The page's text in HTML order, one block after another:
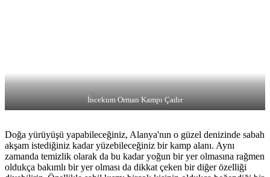
İncekum Orman Kampı Çadır
Doğa yürüyüşü yapabileceğiniz, Alanya'nın o güzel denizinde sabah
akşam istediğiniz kadar yüzebileceğiniz bir kamp alanı. Aynı
zamanda temizlik olarak da bu kadar yoğun bir yer olmasına rağmen
oldukça bakımlı bir yer olması da dikkat çeken bir diğer özelliği